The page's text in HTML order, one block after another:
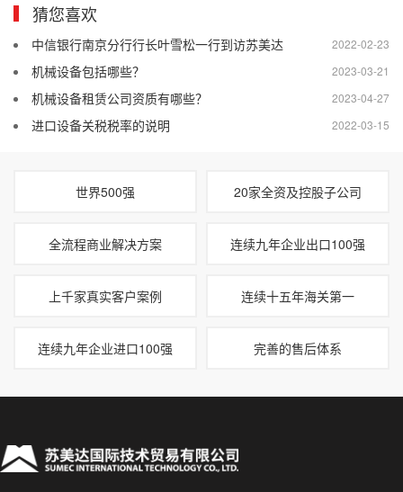
猜您喜欢
2022-02-23
中信银行南京分行行长叶雪松一行到访苏美达
2023-03-21
机械设备包括哪些？
2023-04-27
机械设备租赁公司资质有哪些？
2022-03-15
进口设备关税税率的说明
世界500强 20家全资及控股子公司
全流程商业解决方案 连续九年企业出口100强
上千家真实客户案例 连续十五年海关第一
连续九年企业进口100强 完善的售后体系